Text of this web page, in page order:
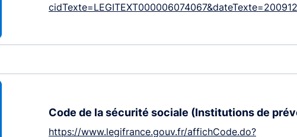
Code de la sécurité sociale (Institutions de
https://www.legifrance.gouv.fr/affichCode.do?